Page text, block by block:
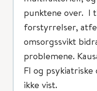
punktene over. I
forstyrrelser,
omsorgssvikt
problemene.
FI og
ikke vist.